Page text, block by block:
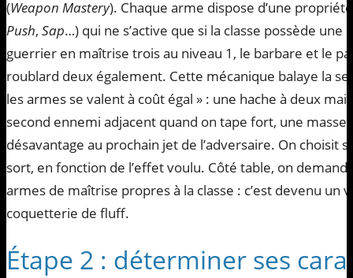
(Weapon Mastery). Chaque arme dispose d’une
Push, Sap…) qui ne s’active que si la classe possède
guerrier en maîtrise trois au niveau 1, le barbare et le
roublard deux également. Cette mécanique balaye la
les armes se valent à coût égal » : une hache à deux
second ennemi adjacent quand on tape fort, une masse
désavantage au prochain jet de l’adversaire. On choisit
sort, en fonction de l’effet voulu. Côté table, on
armes de maîtrise propres à la classe : c’est devenu un
coquetterie de fluff.
Étape 2 : déterminer ses